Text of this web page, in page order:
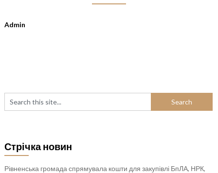
Admin
Стрічка новин
Рівненська громада спрямувала кошти для закупівлі БпЛА, НРК,